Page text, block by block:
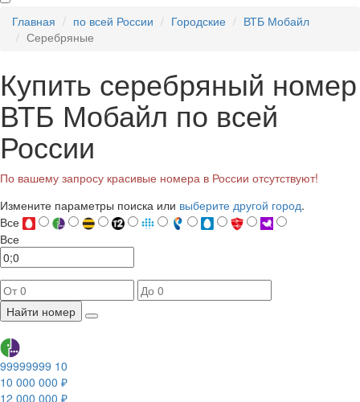
Главная по всей России Городские
ВТБ Мобайл
Серебряные
Купить серебряный номер
ВТБ Мобайл по всей
России
По вашему запросу красивые номера в России отсутствуют!
Измените параметры поиска или выберите другой город.
Все
Все
Найти номер
99999999 10
10 000 000 ₽
12 000 000 ₽